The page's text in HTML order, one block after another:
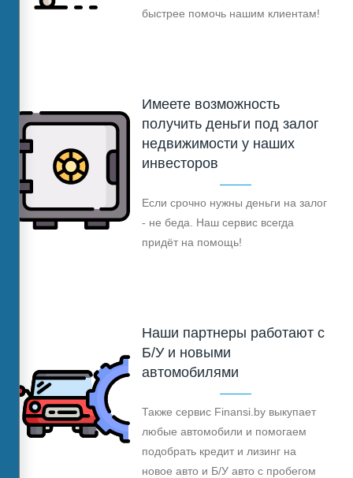
быстрее помочь нашим клиентам!
Имеете возможность
получить деньги под залог
недвижимости у наших
инвесторов
Если срочно нужны деньги на залог
- не беда. Наш сервис всегда
придёт на помощь!
Наши партнеры работают с
Б/У и новыми
автомобилями
Также сервис Finansi.by выкупает
любые автомобили и помогаем
подобрать кредит и лизинг на
новое авто и Б/У авто с пробегом